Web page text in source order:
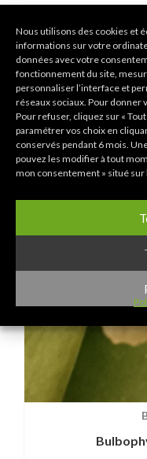
Nous utilisons des cookies et
informations sur votre
données avec votre
fonctionnement du site,
personnaliser l’interface et
réseaux sociaux. Pour donner
Pour refuser, cliquez sur «
paramétrer vos choix en
conservés pendant 6 mois.
pouvez les modifier à tout
mon consentement » situé sur